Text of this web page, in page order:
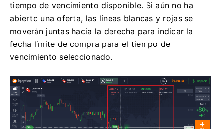
tiempo de vencimiento disponible. Si aún no ha
abierto una oferta, las líneas blancas y rojas se
moverán juntas hacia la derecha para indicar la
fecha límite de compra para el tiempo de
vencimiento seleccionado.